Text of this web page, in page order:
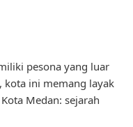
pesona yang luar
kota ini memang layak
Medan: sejarah